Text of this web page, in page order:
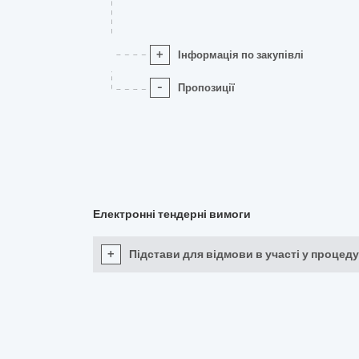
+ Інформація по закупівлі
- Пропозиції
Електронні тендерні вимоги
+ Підстави для відмови в участі у